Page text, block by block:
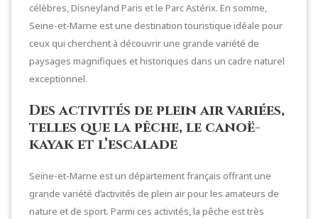
célèbres, Disneyland Paris et le Parc Astérix. En somme,
Seine-et-Marne est une destination touristique idéale pour
ceux qui cherchent à découvrir une grande variété de
paysages magnifiques et historiques dans un cadre naturel
exceptionnel.
Des activités de plein air variées,
telles que la pêche, le canoë-
kayak et l’escalade
Seine-et-Marne est un département français offrant une
grande variété d’activités de plein air pour les amateurs de
nature et de sport. Parmi ces activités, la pêche est très